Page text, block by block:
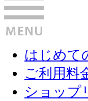
はじめて
ご利用料
ショップ